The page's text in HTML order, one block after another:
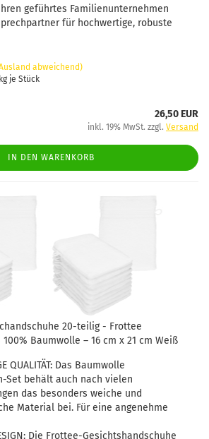
geführtes Familienunternehmen
für hochwertige, robuste
abweichend)
kg je Stück
26,50 EUR
inkl. 19% MwSt. zzgl. Versand
IN DEN WARENKORB
20-teilig - Frottee
Baumwolle – 16 cm x 21 cm Weiß
QUALITÄT: Das Baumwolle
Set behält auch nach vielen
das besonders weiche und
Material bei. Für eine angenehme
Die Frottee-Gesichtshandschuhe